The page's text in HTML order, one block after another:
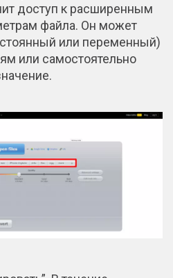
доступ к расширенным
файла. Он может
или переменный)
или самостоятельно